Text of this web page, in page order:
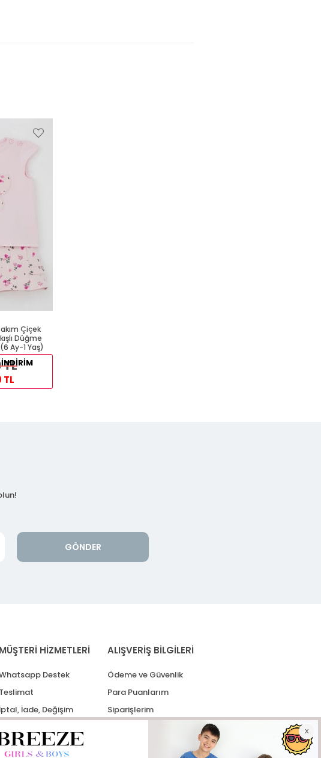
Çiçek
Düğme
Ay-1 Yaş)
TL
GÖNDER
MÜŞTERİ HİZMETLERİ
Destek
Teslimat
İptal, İade, Değişim
ALIŞVERİŞ BİLGİLERİ
Ödeme ve Güvenlik
Para Puanlarım
Siparişlerim